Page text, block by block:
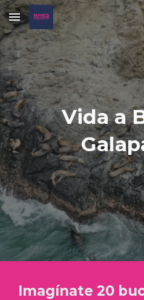
Skip to main content
Vida a
Imagínate 20